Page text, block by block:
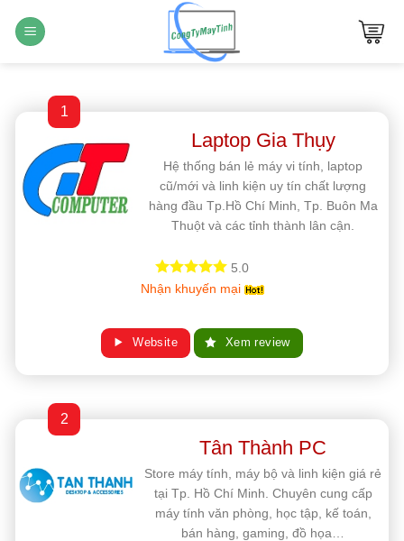
qua
1
Laptop Gia Thụy
Hệ thống bán lẻ máy vi tính, laptop
cũ/mới và linh kiện uy tín chất lượng
hàng đầu Tp.Hồ Chí Minh, Tp. Buôn Ma
Thuột và các tỉnh thành lân cận.
5.0
Nhận khuyến mại
Website Xem review
2
Tân Thành PC
Store máy tính, máy bộ và linh kiện giá rẻ
tại Tp. Hồ Chí Minh. Chuyên cung cấp
máy tính văn phòng, học tập, kế toán,
bán hàng, gaming, đồ họa…